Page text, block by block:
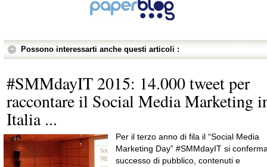
Possono interessarti anche questi articoli :
#SMMdayIT 2015: 14.000 tweet per
raccontare il Social Media Marketing
Italia ...
Per il terzo anno di fila il “Social Media
Marketing Day” #SMMdayIT si
successo di pubblico, contenuti e